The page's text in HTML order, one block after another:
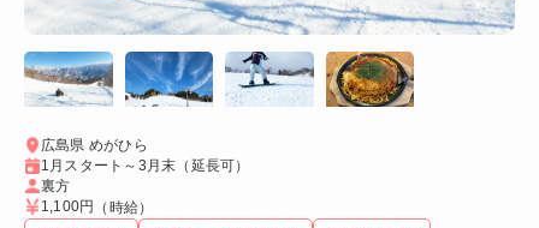
広島県 めがひら
1月スタート～3月末（延長可）
裏方
1,100円
（時給）